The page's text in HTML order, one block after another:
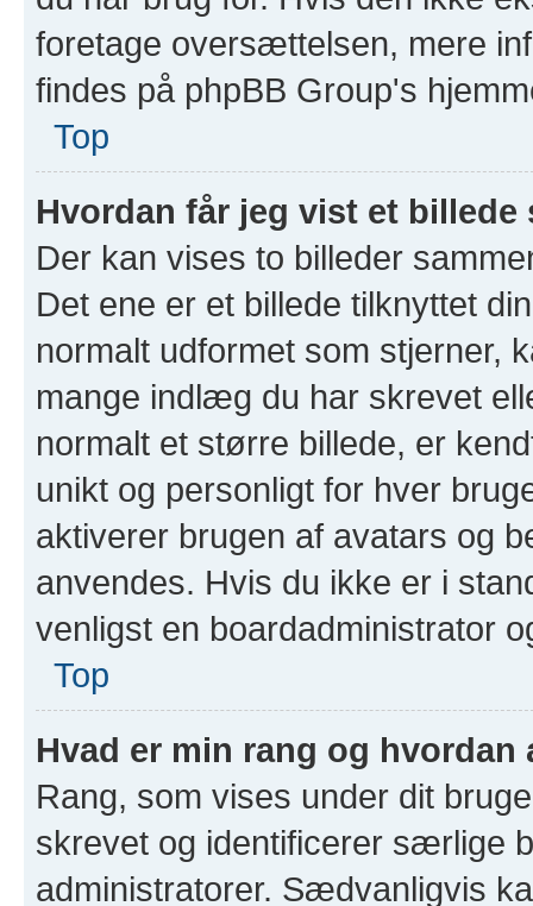
foretage oversættelsen, mere
findes på phpBB Group's
Top
Hvordan får jeg vist et
Der kan vises to billeder
Det ene er et billede tilknyttet
normalt udformet som stjerner,
mange indlæg du har skrevet
normalt et større billede, er
unikt og personligt for hver
aktiverer brugen af avatars og
anvendes. Hvis du ikke er i
venligst en boardadministrator
Top
Hvad er min rang og
Rang, som vises under dit
skrevet og identificerer særlige
administratorer. Sædvanligvis